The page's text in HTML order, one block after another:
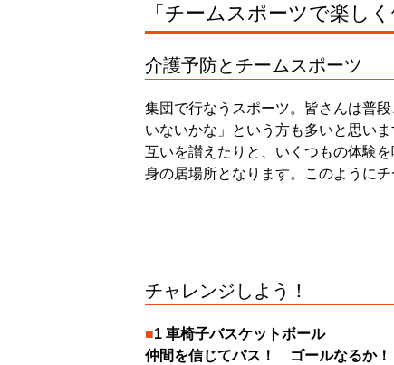
「チームスポーツで楽し
介護予防とチームスポーツ
集団で行なうスポーツ。皆さんは普
いないかな」という方も多いと思い
互いを讃えたりと、いくつもの体験
身の居場所となります。このように
チャレンジしよう！
1 車椅子バスケットボール
仲間を信じてパス！ ゴールなるか！